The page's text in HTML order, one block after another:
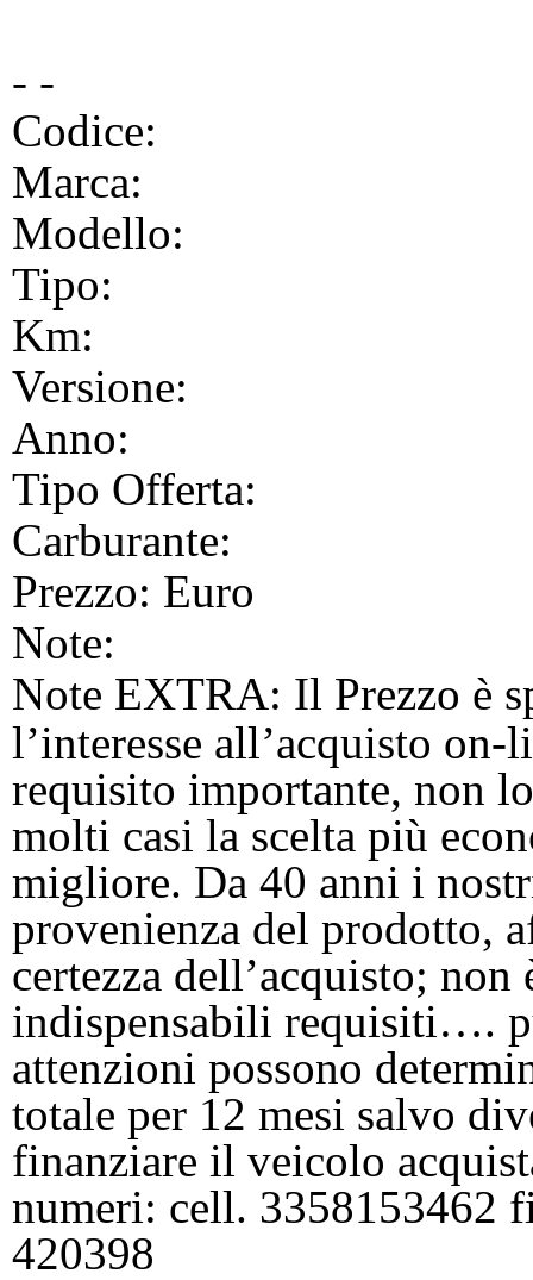
- -
Codice:
Marca:
Modello:
Tipo:
Km:
Versione:
Anno:
Tipo Offerta:
Carburante:
Prezzo: Euro
Note:
Note EXTRA: Il Prezzo è
l’interesse all’acquisto
requisito importante, non
molti casi la scelta più
migliore. Da 40 anni i
provenienza del prodotto,
certezza dell’acquisto;
indispensabili requisiti….
attenzioni possono
totale per 12 mesi salvo
finanziare il veicolo
numeri: cell. 3358153462
420398